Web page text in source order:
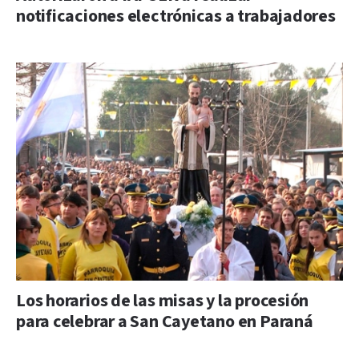
notificaciones electrónicas a trabajadores
Los horarios de las misas y la procesión
para celebrar a San Cayetano en Paraná